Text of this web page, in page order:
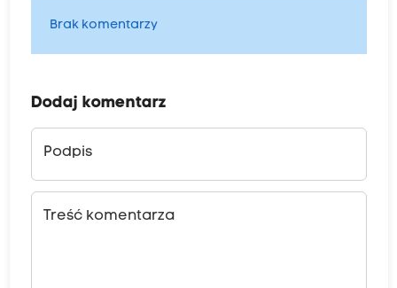
Brak komentarzy
Dodaj komentarz
Podpis
Treść komentarza